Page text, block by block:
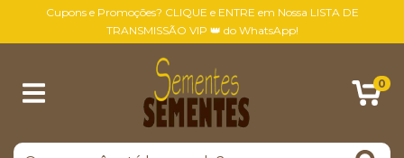
Cupons e Promoções? CLIQUE e ENTRE em Nossa LISTA DE
TRANSMISSÃO VIP 👑 do WhatsApp!
0